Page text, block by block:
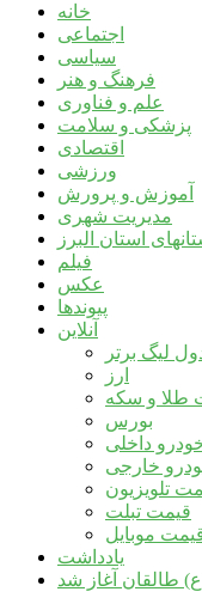
خانه
اجتماعی
سیاسی
فرهنگ و هنر
علم و فناوری
پزشکی و سلامت
اقتصادی
ورزشی
آموزش و پرورش
مدیریت شهری
استان البرز
فیلم
عکس
پیوندها
آنلاین
لیگ برتر
ارز
طلا و سکه
بورس
داخلی
خارجی
تلویزیون
قیمت تبلت
موبایل
یادداشت
طالقان آغاز شد